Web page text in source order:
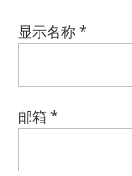
显示名称*
邮箱 *